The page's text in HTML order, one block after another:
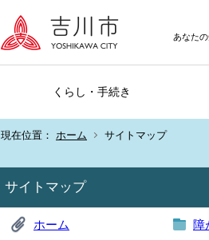
あなた
くらし・手続き
現在位置： ホーム サイトマップ
サイトマップ
ホーム 障